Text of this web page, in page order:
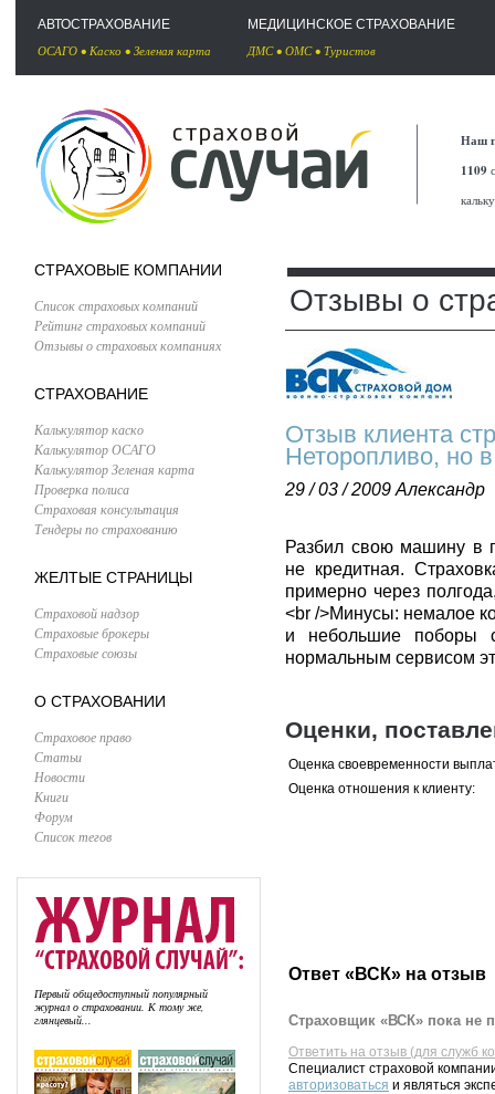
АВТОСТРАХОВАНИЕ
ОСАГО • Каско • Зеленая карта
МЕДИЦИНСКОЕ СТРАХОВАНИЕ
ДМС• ОМС• Туристов
Наш
1109
СТРАХОВЫЕ КОМПАНИИ
Список страховых компаний
Рейтинг страховых компаний
Отзывы о страховых компаниях
СТРАХОВАНИЕ
Калькулятор каско
Калькулятор ОСАГО
Калькулятор Зеленая карта
Проверка полиса
Страховая консультация
Тендеры по страхованию
ЖЕЛТЫЕ СТРАНИЦЫ
Страховой надзор
Страховые брокеры
Страховые союзы
О СТРАХОВАНИИ
Страховое право
Статьи
Новости
Книги
Форум
Список тегов
Первый общедоступный популярный
журнал о страховании. К тому же,
глянцевый...
Отзывы о
Отзыв клиента
Неторопливо, но
29 / 03 / 2009 Александр
Разбил свою машину в
не кредитная.
примерно через
<br />Минусы: немалое
и небольшие поборы
нормальным сервисом
Оценки,
Оценка своевременности
Оценка отношения к клиенту:
Ответ «ВСК» на отзыв
Страховщик «ВСК» пока не
Ответить на отзыв (для служб
Специалист страховой
авторизоваться и являться